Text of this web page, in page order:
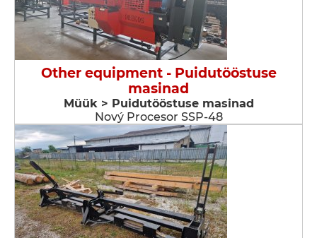
Other equipment - Puidutööstuse
masinad
Müük > Puidutööstuse masinad
Nový Procesor SSP-48